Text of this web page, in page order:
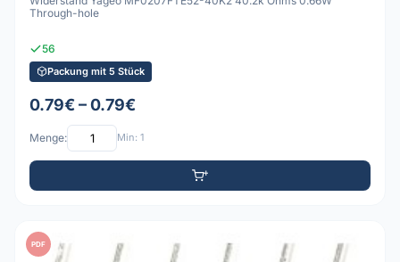
Through-hole
56
Packung mit 5 Stück
0.79€ – 0.79€
Menge: Min: 1
PDF